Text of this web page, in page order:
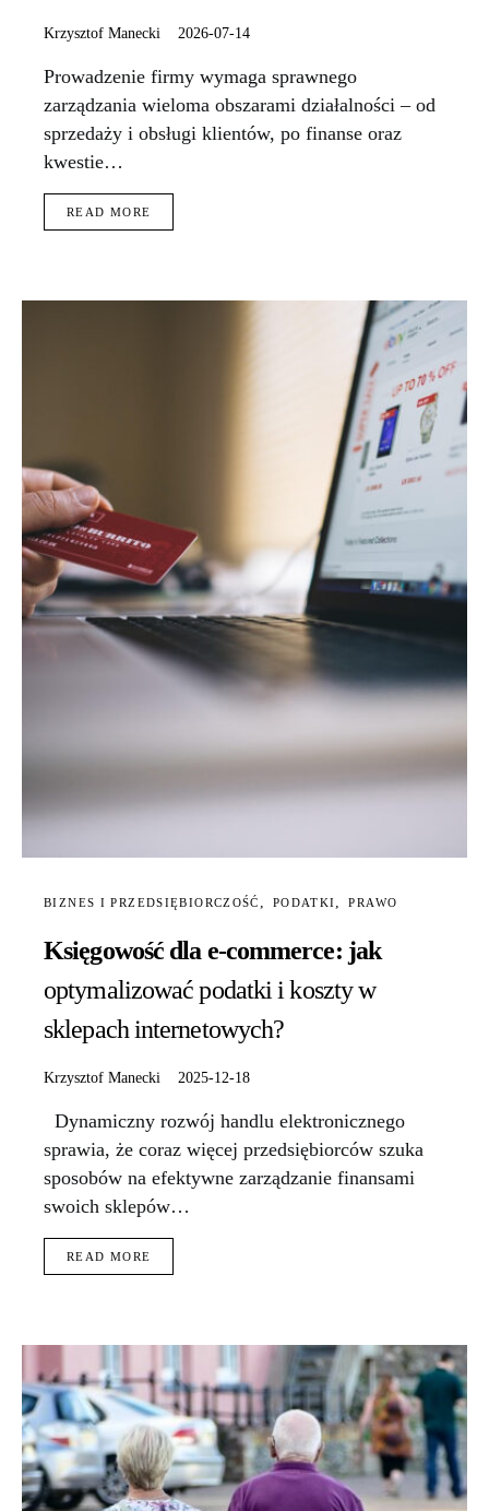
Krzysztof Manecki 2026-07-14
Prowadzenie firmy wymaga sprawnego
zarządzania wieloma obszarami działalności – od
sprzedaży i obsługi klientów, po finanse oraz
kwestie…
READ MORE
BIZNES I PRZEDSIĘBIORCZOŚĆ PODATKI PRAWO
Księgowość dla e-commerce: jak
optymalizować podatki i koszty w
sklepach internetowych?
Krzysztof Manecki 2025-12-18
Dynamiczny rozwój handlu elektronicznego
sprawia, że coraz więcej przedsiębiorców szuka
sposobów na efektywne zarządzanie finansami
swoich sklepów…
READ MORE